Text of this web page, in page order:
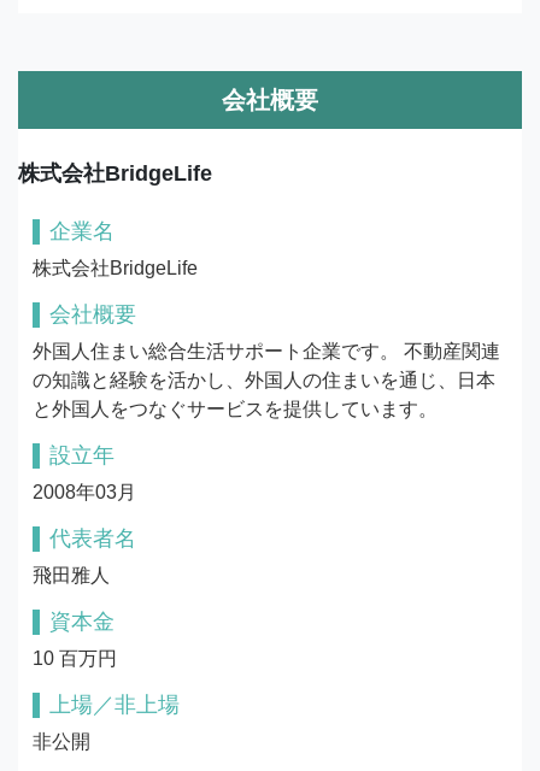
会社概要
株式会社BridgeLife
企業名
株式会社BridgeLife
会社概要
外国人住まい総合生活サポート企業です。 不動産関連
の知識と経験を活かし、外国人の住まいを通じ、日本
と外国人をつなぐサービスを提供しています。
設立年
2008年03月
代表者名
飛田雅人
資本金
10 百万円
上場／非上場
非公開